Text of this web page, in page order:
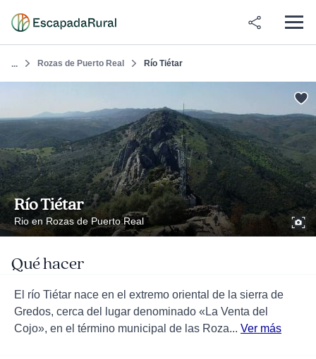
... Rozas de Puerto Real Río Tiétar
Río Tiétar
Rio en Rozas de Puerto Real
Qué hacer
El río Tiétar nace en el extremo oriental de la sierra de
Gredos, cerca del lugar denominado «La Venta del
Cojo», en el término municipal de las Roza... Ver más